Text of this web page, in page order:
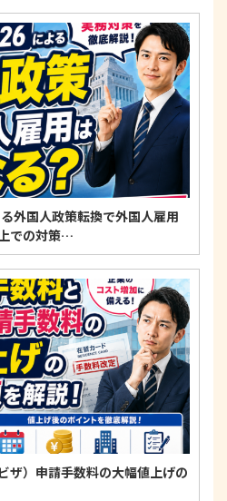
外国人政策転換で外国人雇用
での対策…
ザ）申請手数料の大幅値上げの